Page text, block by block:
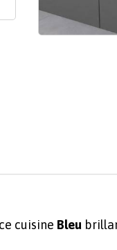
cuisine Bleu